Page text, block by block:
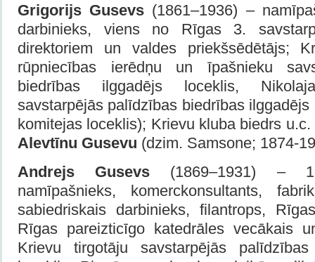
Grigorijs Gusevs (1861–1936) –
darbinieks, viens no Rīgas 3.
direktoriem un valdes priekšsēdētājs;
rūpniecības ierēdņu un īpašnieku
biedrības ilggadējs loceklis,
savstarpējās palīdzības biedrības
komitejas loceklis); Krievu kluba biedrs
Alevtīnu Gusevu (dzim. Samsone; 1874-
Andrejs Gusevs (1869–1931) –
namīpašnieks, komerckonsultants,
sabiedriskais darbinieks, filantrops,
Rīgas pareizticīgo katedrāles vecākais
Krievu tirgotāju savstarpējās